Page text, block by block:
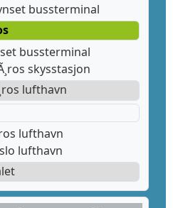
bussterminal
bussterminal
skysstasjon
lufthavn
lufthavn
lufthavn